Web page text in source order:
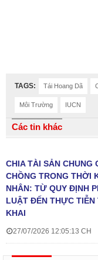
TAGS: Tái Hoang Dã
Môi Trường IUCN
Các tin khác
CHIA TÀI SẢN CHUNG
CHỒNG TRONG THỜI
NHÂN: TỪ QUY ĐỊNH
LUẬT ĐẾN THỰC TIỄN
KHAI
27/07/2026 12:05:13 CH